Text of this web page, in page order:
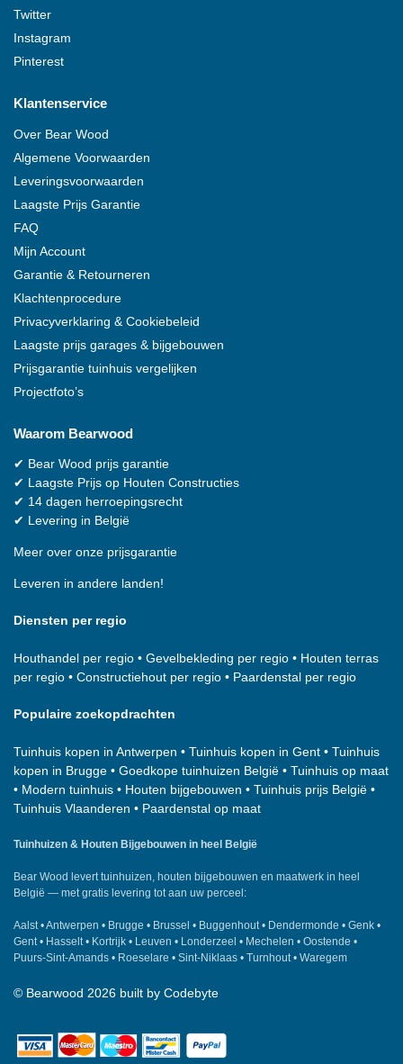
Twitter
Instagram
Pinterest
Klantenservice
Over Bear Wood
Algemene Voorwaarden
Leveringsvoorwaarden
Laagste Prijs Garantie
FAQ
Mijn Account
Garantie & Retourneren
Klachtenprocedure
Privacyverklaring & Cookiebeleid
Laagste prijs garages & bijgebouwen
Prijsgarantie tuinhuis vergelijken
Projectfoto’s
Waarom Bearwood
✔ Bear Wood prijs garantie
✔ Laagste Prijs op Houten Constructies
✔ 14 dagen herroepingsrecht
✔ Levering in België
Meer over onze prijsgarantie
Leveren in andere landen!
Diensten per regio
Houthandel per regio • Gevelbekleding per regio • Houten terras
per regio • Constructiehout per regio • Paardenstal per regio
Populaire zoekopdrachten
Tuinhuis kopen in Antwerpen • Tuinhuis kopen in Gent • Tuinhuis
kopen in Brugge • Goedkope tuinhuizen België • Tuinhuis op maat
• Modern tuinhuis • Houten bijgebouwen • Tuinhuis prijs België •
Tuinhuis Vlaanderen • Paardenstal op maat
Tuinhuizen & Houten Bijgebouwen in heel België
Bear Wood levert tuinhuizen, houten bijgebouwen en maatwerk in heel
België — met gratis levering tot aan uw perceel:
Aalst•Antwerpen • Brugge • Brussel • Buggenhout• Dendermonde • Genk •
Gent• Hasselt• Kortrijk • Leuven • Londerzeel • Mechelen • Oostende •
Puurs-Sint-Amands • Roeselare • Sint-Niklaas • Turnhout• Waregem
© Bearwood 2026 built by Codebyte